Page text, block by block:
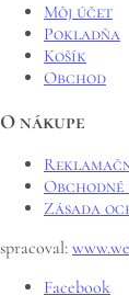
Môj účet
Pokladňa
Košík
Obchod
O nákupe
Obchodné
Zásada
spracoval:
Facebook